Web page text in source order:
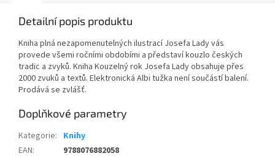
Detailní popis produktu
Kniha plná nezapomenutelných ilustrací Josefa Lady vás
provede všemi ročními obdobími a představí kouzlo českých
tradic a zvyků. Kniha Kouzelný rok Josefa Lady obsahuje přes
2000 zvuků a textů. Elektronická Albi tužka není součástí balení.
Prodává se zvlášť.
Doplňkové parametry
Kategorie: Knihy
EAN:
9788076882058